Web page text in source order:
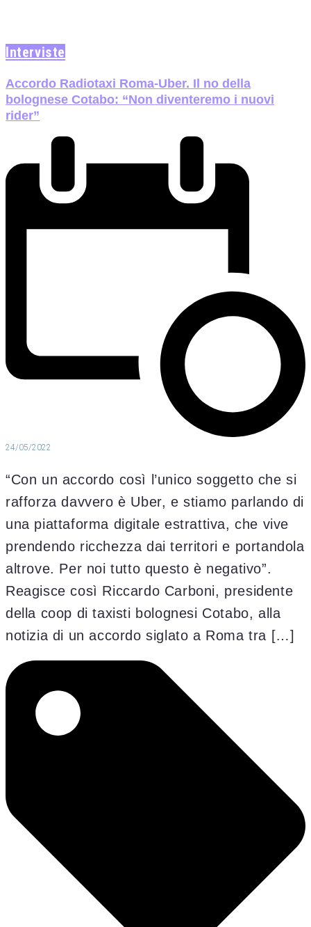
Interviste
​​Accordo Radiotaxi Roma-Uber. Il no della
bolognese Cotabo: “Non diventeremo i nuovi
rider”
24/05/2022
“Con un accordo così l’unico soggetto che si
rafforza davvero è Uber, e stiamo parlando di
una piattaforma digitale estrattiva, che vive
prendendo ricchezza dai territori e portandola
altrove. Per noi tutto questo è negativo”.
Reagisce così Riccardo Carboni, presidente
della coop di taxisti bolognesi Cotabo, alla
notizia di un accordo siglato a Roma tra […]